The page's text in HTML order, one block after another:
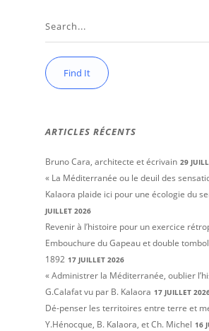
ARTICLES RÉCENTS
Bruno Cara, architecte et écrivain 29
« La Méditerranée ou le deuil des
Kalaora plaide ici pour une écologie du
JUILLET 2026
Revenir à l’histoire pour un exercice
Embouchure du Gapeau et double
1892 17 JUILLET 2026
« Administrer la Méditerranée, oublier
G.Calafat vu par B. Kalaora 17 JUILLET
Dé-penser les territoires entre terre et
Y.Hénocque, B. Kalaora, et Ch. Michel 16